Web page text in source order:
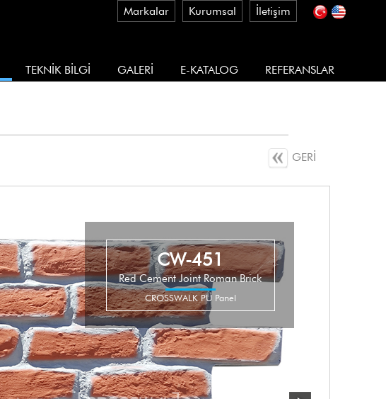
Markalar Kurumsal İletişim
TEKNİK BİLGİ GALERİ E-KATALOG REFERANSLAR
GERİ
CW-451
Red Cement Joint Roman Brick
CROSSWALK PU Panel